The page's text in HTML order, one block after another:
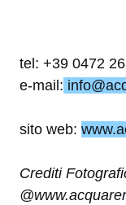
tel: +39 0472
e-mail:
sito web:
Crediti